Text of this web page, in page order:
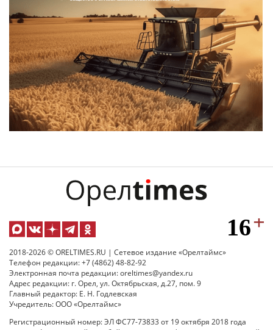
2018-2026 © ORELTIMES.RU | Сетевое издание «Орелтаймс»
Телефон редакции: +7 (4862) 48-82-92
Электронная почта редакции: oreltimes@yandex.ru
Адрес редакции: г. Орел, ул. Октябрьская, д.27, пом. 9
Главный редактор: Е. Н. Годлевская
Учредитель: ООО «Орелтаймс»
Регистрационный номер: ЭЛ ФС77-73833 от 19 октября 2018 года